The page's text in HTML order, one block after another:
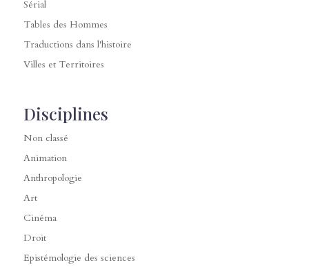
Sérial
Tables des Hommes
Traductions dans l'histoire
Villes et Territoires
Disciplines
Non classé
Animation
Anthropologie
Art
Cinéma
Droit
Epistémologie des sciences